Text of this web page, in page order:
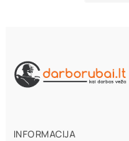
INFORMACIJA